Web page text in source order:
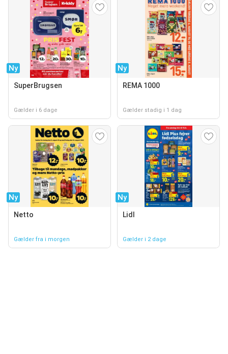
Ny
SuperBrugsen
Gælder i 6 dage
Ny
REMA 1000
Gælder stadig i 1 dag
Ny
Netto
Gælder fra i morgen
Ny
Lidl
Gælder i 2 dage